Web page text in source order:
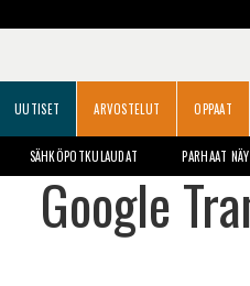
UUTISET ARVOSTELUT OPPAAT
SÄHKÖPOTKULAUDAT PARHAAT
Google